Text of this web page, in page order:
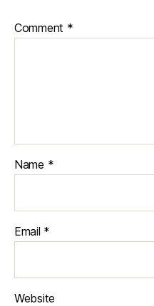
Comment *
Name *
Email *
Website